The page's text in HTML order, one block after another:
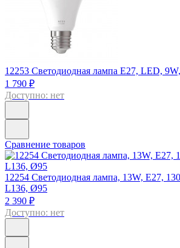
12253 Светодиодная лампа E27, LED,
1 790 ₽
Доступно: нет
Сравнение товаров
12254 Светодиодная лампа, 13W, Е27,
L136, Ø95
2 390 ₽
Доступно: нет